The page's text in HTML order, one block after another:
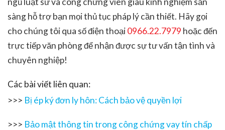
sàng hỗ trợ bạn mọi thủ tục pháp lý cần thiết. Hãy gọi
cho chúng tôi qua số điện thoại0966.22.7979 hoặc đến
trực tiếp văn phòng để nhận được sự tư vấn tận tình và
chuyên nghiệp!
Các bài viết liên quan:
>>> Bị ép ký đơn ly hôn: Cách bảo vệ quyền lợi
>>> Bảo mật thông tin trong công chứng vay tín chấp